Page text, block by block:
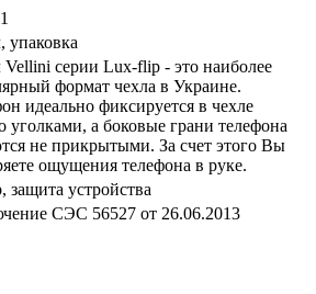
упаковка
Vellini серии Lux-flip - это наиболее
формат чехла в Украине.
идеально фиксируется в чехле
уголками, а боковые грани телефона
не прикрытыми. За счет этого Вы
ощущения телефона в руке.
защита устройства
СЭС 56527 от 26.06.2013